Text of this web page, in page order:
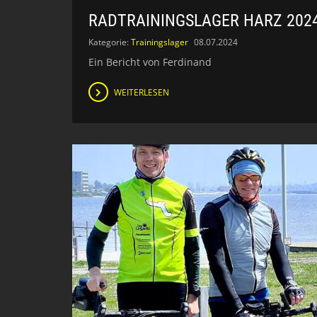
RADTRAININGSLAGER HARZ
Kategorie:Trainingslager 08.07.2024
Ein Bericht von Ferdinand
WEITERLESEN